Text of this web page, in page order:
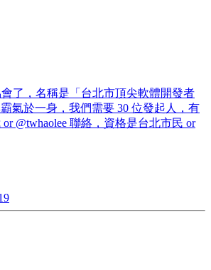
會了，名稱是「台北市頂尖軟體開發者
氣於一身，我們需要 30 位發起人，有
or @twhaolee 聯絡，資格是台北市民 or